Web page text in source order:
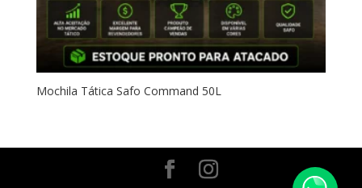
Mochila Tática Safo Command 50L